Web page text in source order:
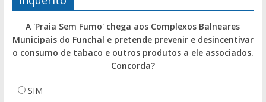
A 'Praia Sem Fumo' chega aos Complexos Balneares
Municipais do Funchal e pretende prevenir e desincentivar
o consumo de tabaco e outros produtos a ele associados.
Concorda?
SIM